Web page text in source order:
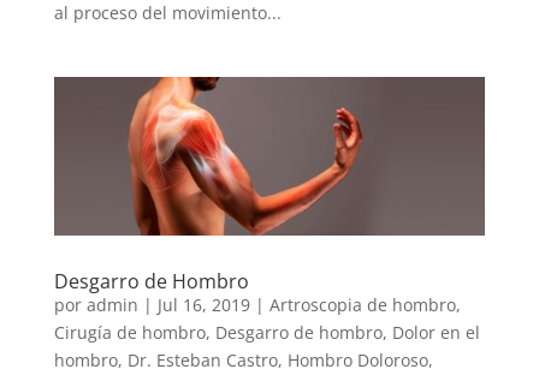
al proceso del movimiento...
Desgarro de Hombro
por admin | Jul 16, 2019| Artroscopia de hombro,
Cirugía de hombro, Desgarro de hombro, Dolor en el
hombro, Dr. Esteban Castro, Hombro Doloroso,